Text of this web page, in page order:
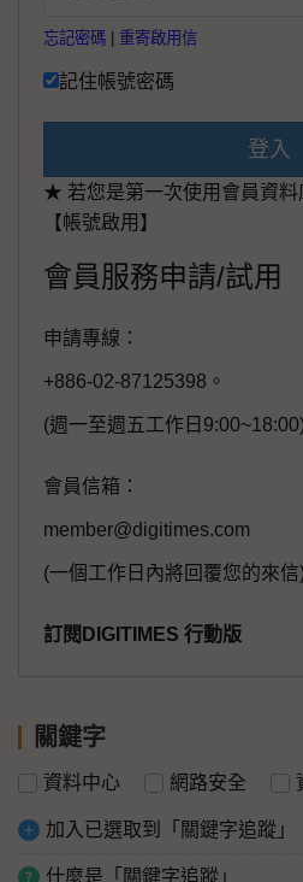
忘記密碼 重寄啟用信
記住帳號密碼
登入
★ 若您是第一次使用會員資料
【帳號啟用】
會員服務申請/試用
申請專線：
+886-02-87125398。
(週一至週五工作日
會員信箱：
member@digitimes.com
(一個工作日內將回覆您的來信
訂閱DIGITIMES 行動版
關鍵字
資料中心 網路安全
加入已選取到「關鍵字追蹤」
什麼是「關鍵字追蹤」